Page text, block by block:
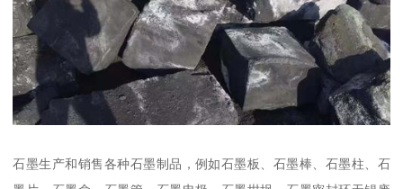
石墨生产和销售各种石墨制品，例如石墨板、石墨棒、石墨柱、石